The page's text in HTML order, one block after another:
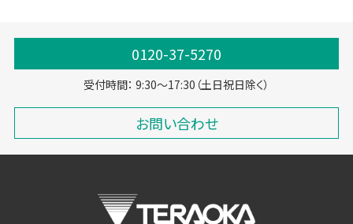
0120-37-5270
受付時間： 9:30～17:30（土日祝日除く）
お問い合わせ